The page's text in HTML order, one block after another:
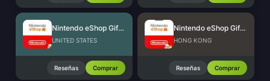
Nintendo eShop Gift Card (US)
UNITED STATES
Reseñas Comprar
Nintendo eShop Gift Card (HK)
HONG KONG
Reseñas Comprar